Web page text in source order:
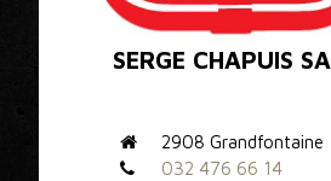
SERGE CHAPUIS SA
2908 Grandfontaine
032 476 66 14